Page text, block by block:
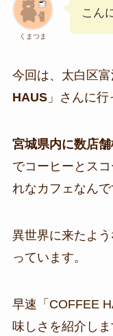
くまつま
こん
今回は、太白区
HAUS」さんに行
宮城県内に数店
でコーヒーとス
れなカフェなんで
異世界に来たよ
っています。
早速「COFFEE
味しさを紹介しま